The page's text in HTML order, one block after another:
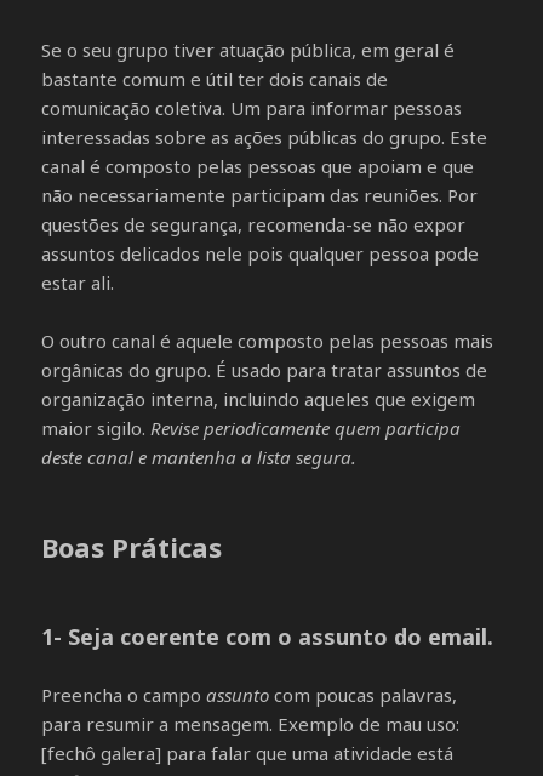
Se o seu grupo tiver atuação pública, em geral é
bastante comum e útil ter dois canais de
comunicação coletiva. Um para informar pessoas
interessadas sobre as ações públicas do grupo. Este
canal é composto pelas pessoas que apoiam e que
não necessariamente participam das reuniões. Por
questões de segurança, recomenda-se não expor
assuntos delicados nele pois qualquer pessoa pode
estar ali.
O outro canal é aquele composto pelas pessoas mais
orgânicas do grupo. É usado para tratar assuntos de
organização interna, incluindo aqueles que exigem
maior sigilo.Revise periodicamente quem participa
deste canal e mantenha a lista segura.
Boas Práticas
1- Seja coerente com o assunto do email.
Preencha o campoassunto com poucas palavras,
para resumir a mensagem. Exemplo de mau uso:
[fechô galera] para falar que uma atividade está